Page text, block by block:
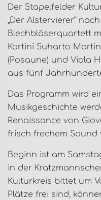
Der Stapelfelder
„Der Alstervierer“
Blechbläserquartett
Kartini Suharto
(Posaune) und Viola
aus fünf
Das Programm wird
Musikgeschichte
Renaissance von
frisch frechem Sound
Beginn ist am
in der
Kulturkreis bittet um
Plätze frei sind,